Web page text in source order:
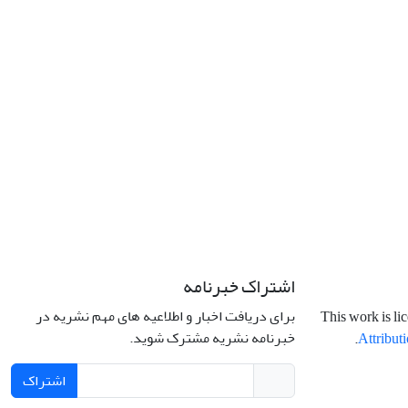
This work is
.
اشتراک خبرنامه
برای دریافت اخبار و اطلاعیه های مهم نشریه در
خبرنامه نشریه مشترک شوید.
اشتراک